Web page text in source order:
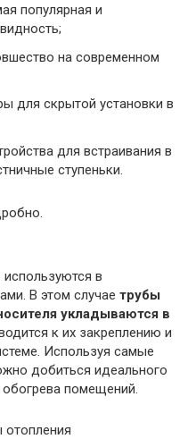
популярная и
на современном
для скрытой установки в
для встраивания в
ступеньки.
в
В этом случае трубы
укладываются в
к их закреплению и
Используя самые
добиться идеального
помещений.